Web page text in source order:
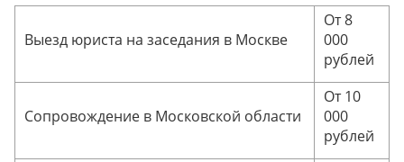
Выезд юриста на заседания в Москве
От 8
000
рублей
Сопровождение в Московской области
От 10
000
рублей